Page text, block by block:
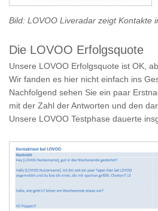
Bild: LOVOO Liveradar zeigt Kontakte
Die LOVOO Erfolgsquote
Unsere LOVOO Erfolgsquote ist OK,
Wir fanden es hier nicht einfach ins
Nachfolgend sehen Sie ein paar
mit der Zahl der Antworten und den
Unsere LOVOO Testphase dauerte